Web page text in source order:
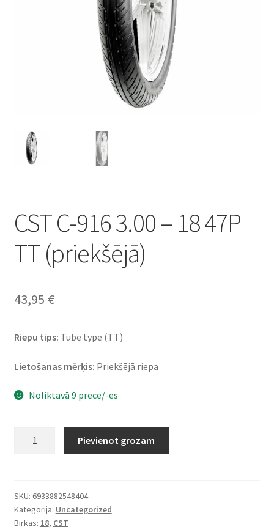
CST C-916 3.00 – 18 47P
TT (priekšējā)
43,95 €
Riepu tips: Tube type (TT)
Lietošanas mērķis: Priekšējā riepa
Noliktavā 9 prece/-es
-
18
47P
Pievienot grozam
SKU: 6933882548404
Kategorija: Uncategorized
Birkas: 18, CST